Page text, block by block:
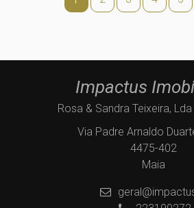
Impactus
Rosa & Sandra Teixeira, Lda
Via Padre Arnaldo
4475-402
Maia